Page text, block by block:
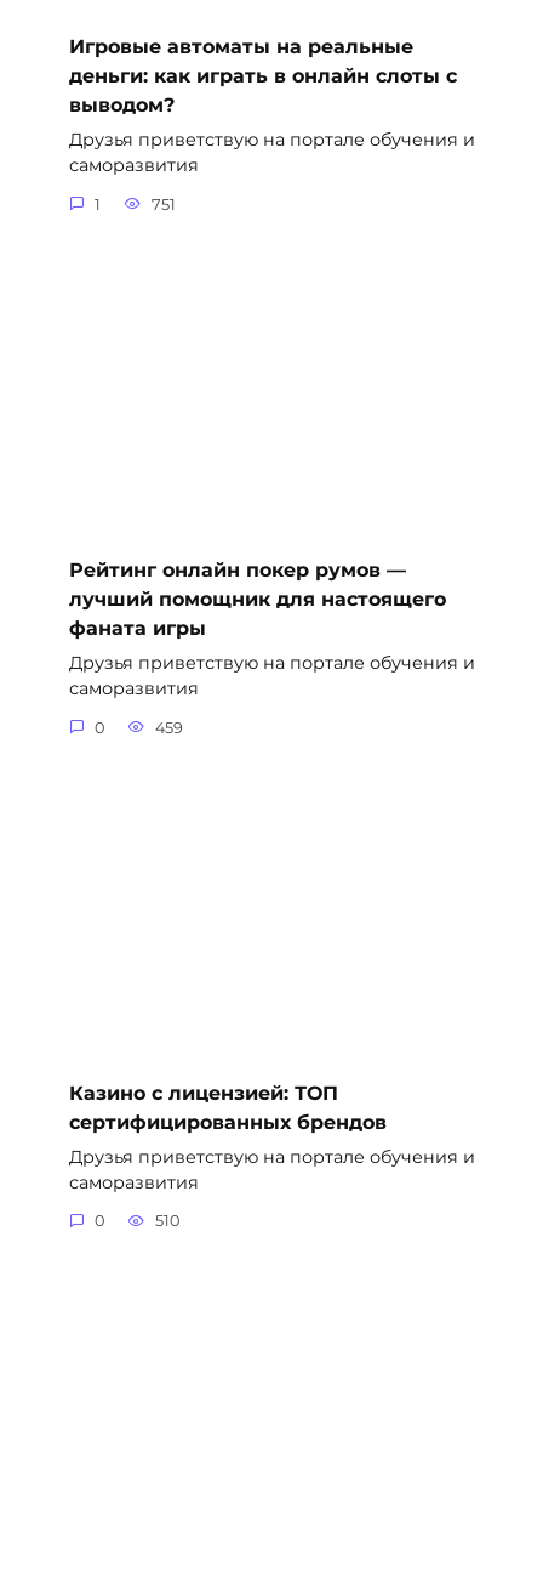
Игровые автоматы на реальные
деньги: как играть в онлайн слоты с
выводом?
Друзья приветствую на портале обучения и
саморазвития
1 751
Рейтинг онлайн покер румов —
лучший помощник для настоящего
фаната игры
Друзья приветствую на портале обучения и
саморазвития
0 459
Казино с лицензией: ТОП
сертифицированных брендов
Друзья приветствую на портале обучения и
саморазвития
0 510